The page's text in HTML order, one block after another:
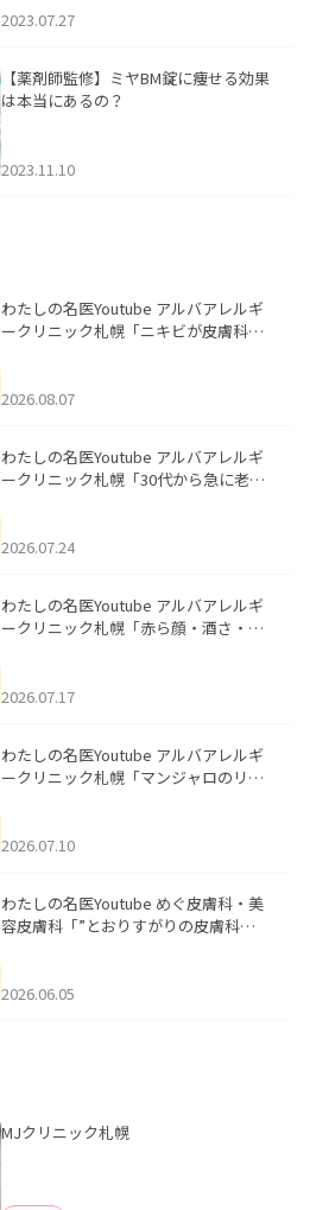
2023.07.27
【薬剤師監修】ミヤBM錠に痩せる効果
は本当にあるの？
2023.11.10
わたしの名医Youtube アルバアレルギ
ークリニック札幌「ニキビが皮膚科で
ました。
2026.08.07
わたしの名医Youtube アルバアレルギ
ークリニック札幌「30代から急に老け
た。
2026.07.24
わたしの名医Youtube アルバアレルギ
ークリニック札幌「赤ら顔・酒さ・ニ
した。
2026.07.17
わたしの名医Youtube アルバアレルギ
ークリニック札幌「マンジャロのリア
た。
2026.07.10
わたしの名医Youtube めぐ皮膚科・美
容皮膚科「”とおりすがりの皮膚科
2026.06.05
MJクリニック札幌